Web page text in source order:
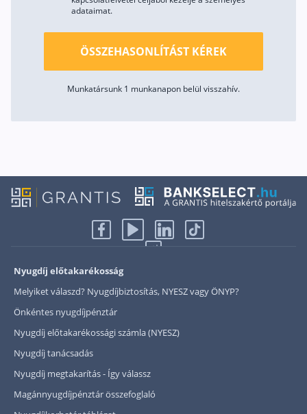
adataimat.
ÖSSZEHASONLÍTÁST KÉREK
Munkatársunk 1 munkanapon belül visszahív.
Nyugdíj előtakarékosság
Melyiket válaszd? Nyugdíjbiztosítás, NYESZ vagy ÖNYP?
Önkéntes nyugdíjpénztár
Nyugdíj előtakarékossági számla (NYESZ)
Nyugdíj tanácsadás
Nyugdíj megtakarítás - Így válassz
Magánnyugdíjpénztár összefoglaló